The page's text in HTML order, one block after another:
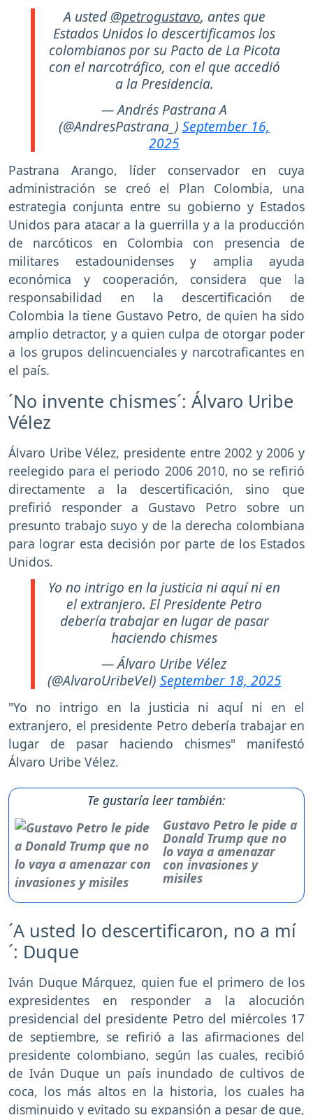
A usted@petrogustavo, antes que
Estados Unidos lo descertificamos los
colombianos por su Pacto de La Picota
con el narcotráfico, con el que accedió
a la Presidencia.
— Andrés Pastrana A
(@AndresPastrana_) September 16,
2025
Pastrana Arango, líder conservador en cuya
administración se creó el Plan Colombia, una
estrategia conjunta entre su gobierno y Estados
Unidos para atacar a la guerrilla y a la producción
de narcóticos en Colombia con presencia de
militares estadounidenses y amplia ayuda
económica y cooperación, considera que la
responsabilidad en la descertificación de
Colombia la tiene Gustavo Petro, de quien ha sido
amplio detractor, y a quien culpa de otorgar poder
a los grupos delincuenciales y narcotraficantes en
el país.
´No invente chismes´: Álvaro Uribe
Vélez
Álvaro Uribe Vélez, presidente entre 2002 y 2006 y
reelegido para el periodo 2006 2010, no se refirió
directamente a la descertificación, sino que
prefirió responder a Gustavo Petro sobre un
presunto trabajo suyo y de la derecha colombiana
para lograr esta decisión por parte de los Estados
Unidos.
Yo no intrigo en la justicia ni aquí ni en
el extranjero. El Presidente Petro
debería trabajar en lugar de pasar
haciendo chismes
— Álvaro Uribe Vélez
(@AlvaroUribeVel) September 18, 2025
"Yo no intrigo en la justicia ni aquí ni en el
extranjero, el presidente Petro debería trabajar en
lugar de pasar haciendo chismes" manifestó
Álvaro Uribe Vélez.
Te gustaría leer también:
Gustavo Petro le pide a
Donald Trump que no
lo vaya a amenazar
con invasiones y
misiles
´A usted lo descertificaron, no a mí
´: Duque
Iván Duque Márquez, quien fue el primero de los
expresidentes en responder a la alocución
presidencial del presidente Petro del miércoles 17
de septiembre, se refirió a las afirmaciones del
presidente colombiano, según las cuales, recibió
de Iván Duque un país inundado de cultivos de
coca, los más altos en la historia, los cuales ha
disminuido y evitado su expansión a pesar de que,